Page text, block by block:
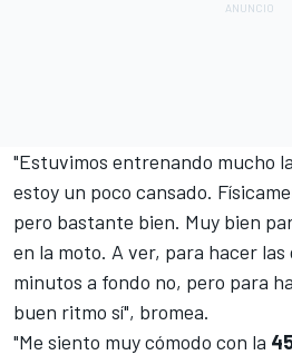
"Estuvimos entrenando mucho
estoy un poco cansado.
pero bastante bien. Muy bien
en la moto. A ver, para hacer las
minutos a fondo no, pero para
buen ritmo sí", bromea.
"Me siento muy cómodo con la